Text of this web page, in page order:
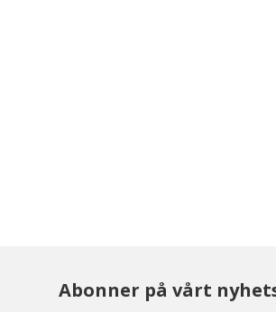
Abonner på vårt